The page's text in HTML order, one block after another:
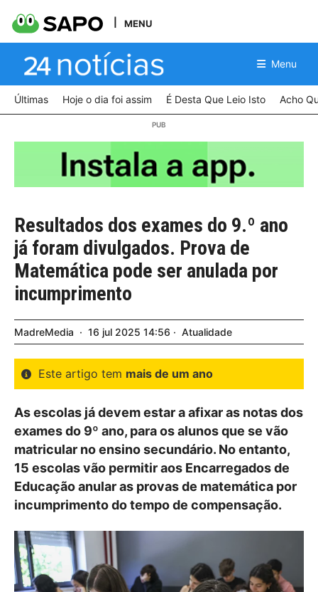
MENU
Menu
Últimas Hoje o dia foi assim É Desta Que Leio Isto Acho
Resultados dos exames do 9.º ano
já foram divulgados. Prova de
Matemática pode ser anulada por
incumprimento
MadreMedia 16 jul 2025 14:56 Atualidade
Este artigo tem mais de um ano
As escolas já devem estar a afixar as notas dos
exames do 9º ano, para os alunos que se vão
matricular no ensino secundário. No entanto,
15 escolas vão permitir aos Encarregados de
Educação anular as provas de matemática por
incumprimento do tempo de compensação.